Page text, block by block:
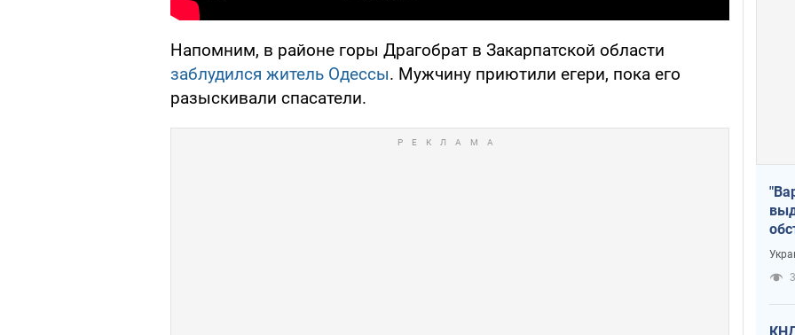
Напомним, в районе горы Драгобрат в Закарпатской области
заблудился житель Одессы. Мужчину приютили егери, пока его
разыскивали спасатели.